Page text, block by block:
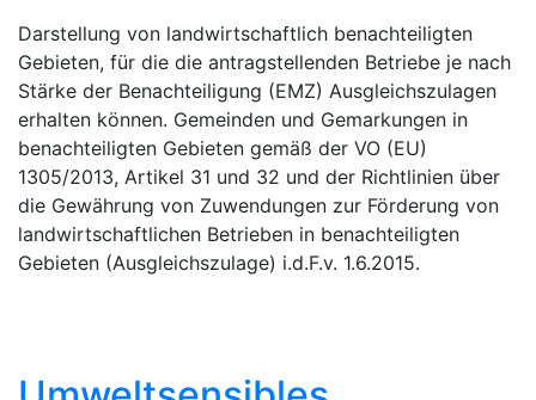
Darstellung von landwirtschaftlich benachteiligten
Gebieten, für die die antragstellenden Betriebe je nach
Stärke der Benachteiligung (EMZ) Ausgleichszulagen
erhalten können. Gemeinden und Gemarkungen in
benachteiligten Gebieten gemäß der VO (EU)
1305/2013, Artikel 31 und 32 und der Richtlinien über
die Gewährung von Zuwendungen zur Förderung von
landwirtschaftlichen Betrieben in benachteiligten
Gebieten (Ausgleichszulage) i.d.F.v. 1.6.2015.